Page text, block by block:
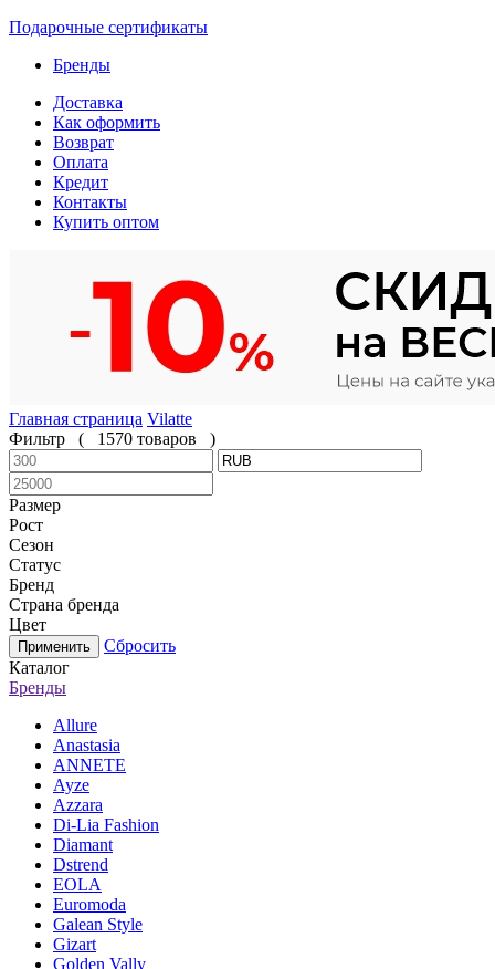
Подарочные сертификаты
Бренды
Доставка
Как оформить
Возврат
Оплата
Кредит
Контакты
Купить оптом
Главная страница Vilatte
Фильтр
( 1570 товаров )
Размер
Рост
Сезон
Статус
Бренд
Страна бренда
Цвет
Сбросить
Каталог
Бренды
Allure
Anastasia
ANNETE
Ayze
Azzara
Di-Lia Fashion
Diamant
Dstrend
EOLA
Euromoda
Galean Style
Gizart
Golden Vally